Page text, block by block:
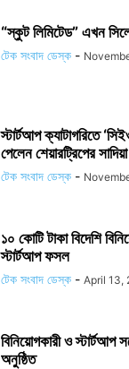
“স্কুট লিমিটেড” এখন
টেক সংবাদ ডেস্ক -
স্টার্টআপ ক্যাটাগরিতে
পেলেন শেয়ারট্রিপের
টেক সংবাদ ডেস্ক -
১০ কোটি টাকা বিদেশি
স্টার্টআপ ফসল
টেক সংবাদ ডেস্ক - April 13,
বিনিয়োগকারী ও স্টার্টআপ
অনুষ্ঠিত